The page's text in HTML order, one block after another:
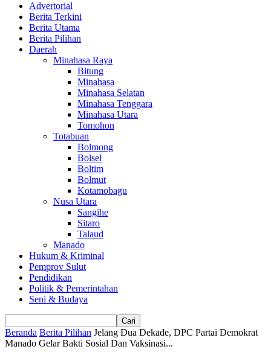
Advertorial
Berita Terkini
Berita Utama
Berita Pilihan
Daerah
Minahasa Raya
Bitung
Minahasa
Minahasa Selatan
Minahasa Tenggara
Minahasa Utara
Tomohon
Totabuan
Bolmong
Bolsel
Boltim
Bolmut
Kotamobagu
Nusa Utara
Sangihe
Sitaro
Talaud
Manado
Hukum & Kriminal
Pemprov Sulut
Pendidikan
Politik & Pemerintahan
Seni & Budaya
Beranda Berita Pilihan Jelang Dua Dekade, DPC Partai Demokrat
Manado Gelar Bakti Sosial Dan Vaksinasi...